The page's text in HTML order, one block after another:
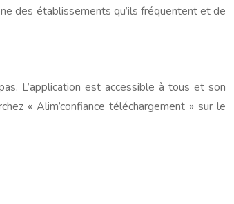
des établissements qu’ils fréquentent et de
L’application est accessible à tous et son
« Alim’confiance téléchargement » sur le